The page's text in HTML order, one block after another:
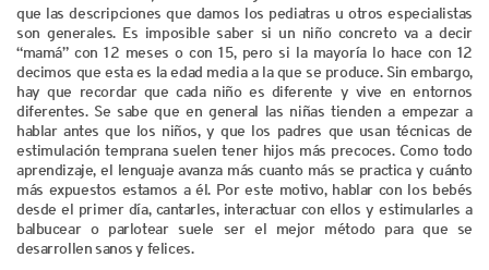
que las descripciones que damos los pediatras u otros especialistas
son generales. Es imposible saber si un niño concreto va a decir
“mamá” con 12 meses o con 15, pero si la mayoría lo hace con 12
decimos que esta es la edad media a la que se produce. Sin embargo,
hay que recordar que cada niño es diferente y vive en entornos
diferentes. Se sabe que en general las niñas tienden a empezar a
hablar antes que los niños, y que los padres que usan técnicas de
estimulación temprana suelen tener hijos más precoces. Como todo
aprendizaje, el lenguaje avanza más cuanto más se practica y cuánto
más expuestos estamos a él. Por este motivo, hablar con los bebés
desde el primer día, cantarles, interactuar con ellos y estimularles a
balbucear o parlotear suele ser el mejor método para que se
desarrollen sanos y felices.